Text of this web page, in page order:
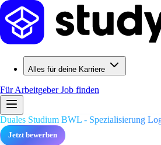
Alles für deine Karriere
Für ArbeitgeberJob finden
Duales Studium BWL - Spezialisierung
Jetzt bewerben